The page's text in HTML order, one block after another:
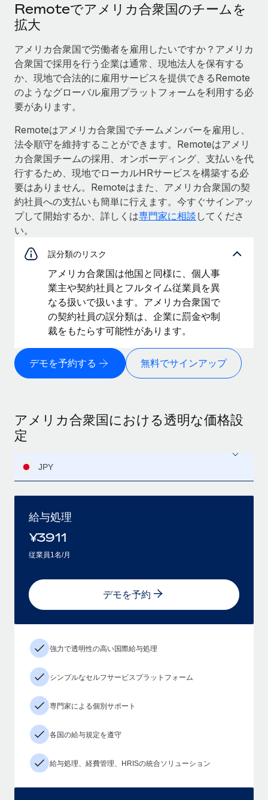
Remoteでアメリカ合衆国のチームを
拡大
アメリカ合衆国で労働者を雇用したいですか？アメリカ
合衆国で採用を行う企業は通常、現地法人を保有する
か、現地で合法的に雇用サービスを提供できるRemote
のようなグローバル雇用プラットフォームを利用する必
要があります。
Remoteはアメリカ合衆国でチームメンバーを雇用し、
法令順守を維持することができます。Remoteはアメリ
カ合衆国チームの採用、オンボーディング、支払いを代
行するため、現地でローカルHRサービスを構築する必
要はありません。Remoteはまた、アメリカ合衆国の契
約社員への支払いも簡単に行えます。今すぐサインアッ
プして開始するか、詳しくは専門家に相談 してくださ
い。
誤分類のリスク
アメリカ合衆国は他国と同様に、個人事
業主や契約社員とフルタイム従業員を異
なる扱いで扱います。アメリカ合衆国で
の契約社員の誤分類は、企業に罰金や制
裁をもたらす可能性があります。
デモを予約する 無料でサインアップ
アメリカ合衆国における透明な価格設
定
JPY
給与処理
¥3911
従業員1名/月
デモを予約
強力で透明性の高い国際給与処理
シンプルなセルフサービスプラットフォーム
専門家による個別サポート
各国の給与規定を遵守
給与処理、経費管理、HRISの統合ソリューション